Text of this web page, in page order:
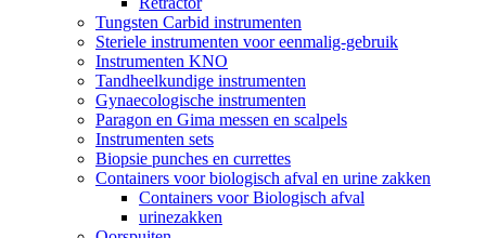
Tungsten Carbid instrumenten
Steriele instrumenten voor eenmalig-gebruik
Instrumenten KNO
Tandheelkundige instrumenten
Gynaecologische instrumenten
Paragon en Gima messen en scalpels
Instrumenten sets
Biopsie punches en currettes
Containers voor biologisch afval en urine zakken
Containers voor Biologisch afval
urinezakken